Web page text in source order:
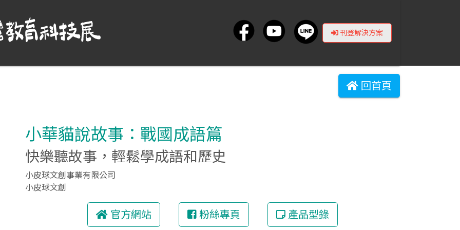
刊登解決方案
回首頁
小華貓說故事：戰國成語篇
快樂聽故事，輕鬆學成語和歷史
小皮球文創事業有限公司
小皮球文創
官方網站 粉絲專頁 產品型錄